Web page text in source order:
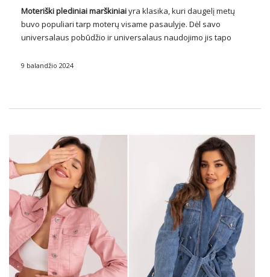
Moteriški plediniai marškiniaiyra klasika, kuri daugelį metų
buvo populiari tarp moterų visame pasaulyje. Dėl savo
universalaus pobūdžio ir universalaus naudojimo jis tapo
Didmeninėse moteriškų drabužių kolekcijose galite rasti platų
9 balandžio 2024